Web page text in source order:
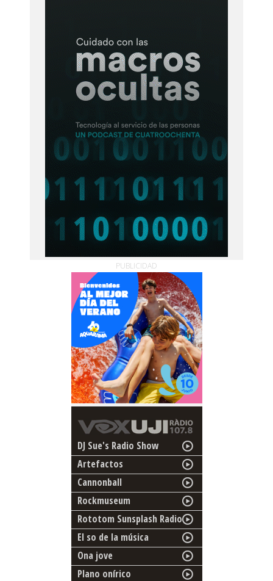
PUBLICIDAD
DJ Sue's Radio Show
Artefactos
Cannonball
Rockmuseum
Rototom Sunsplash Radio
El so de la música
Ona jove
Plano onírico